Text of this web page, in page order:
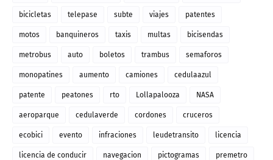
bicicletas telepase subte viajes patentes
motos banquineros taxis multas bicisendas
metrobus auto boletos trambus semaforos
monopatines aumento camiones cedulaazul
patente peatones rto Lollapalooza NASA
aeroparque cedulaverde cordones cruceros
ecobici evento infraciones leudetransito licencia
licencia de conducir navegacion pictogramas premetro